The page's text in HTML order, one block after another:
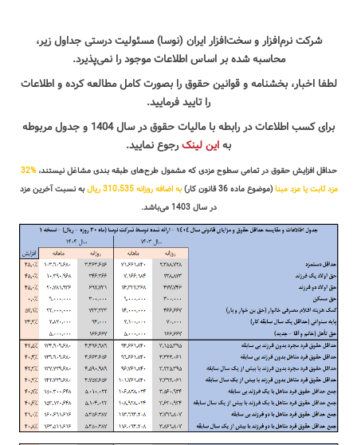
شرکت نرم‌افزار و سخت‌افزار ایران (نوسا) مسئولیت درستی جداول زیر،
محاسبه شده بر اساس اطلاعات موجود را نمی‌پذیرد.
لطفا اخبار، بخشنامه و قوانین حقوق را بصورت کامل مطالعه کرده و اطلاعات
را تایید فرمایید.
برای کسب اطلاعات در رابطه با مالیات حقوق در سال 1404 و جدول مربوطه
بهاین لینکرجوع نمایید.
حداقل افزایش حقوق در تمامی سطوح مزدی که مشمول طرح‌های طبقه بندی مشاغل نیستند، %32
مزد ثابت یا مزد مبنا(موضوع ماده 36 قانون کار) به اضافه روزانه 310،535 ریال
به نسبت آخرین مزد
در سال 1403 می‌باشد.